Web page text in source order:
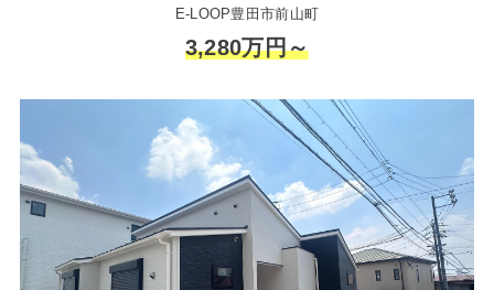
E-LOOP豊田市前山町
3,280万円～